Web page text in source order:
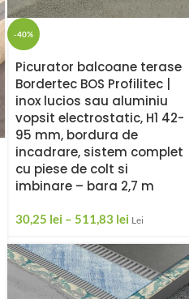
-40%
Picurator balcoane terase
Bordertec BOS Profilitec |
inox lucios sau aluminiu
vopsit electrostatic, H1 42-
95 mm, bordura de
incadrare, sistem complet
cu piese de colt si
imbinare – bara 2,7 m
30,25 lei – 511,83 lei Lei